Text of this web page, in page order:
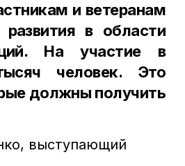
и ветеранам
в области
На участие в
человек. Это
должны получить
выступающий